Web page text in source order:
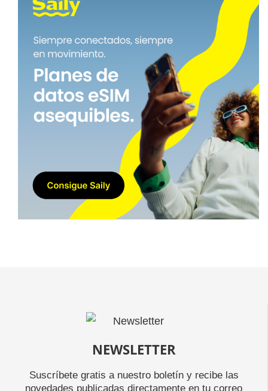
NEWSLETTER
Suscríbete gratis a nuestro boletín y recibe las
novedades publicadas directamente en tu correo